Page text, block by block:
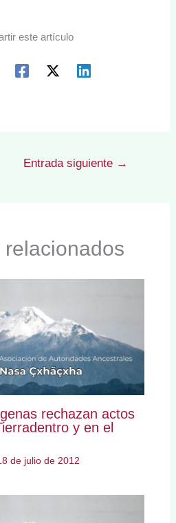
este artículo
Entrada siguiente →
rechazan actos
y en el
de julio de 2012